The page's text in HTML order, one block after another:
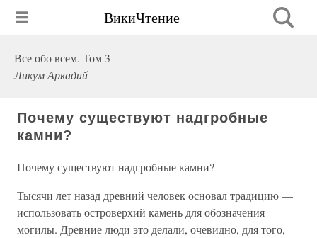
ВикиЧтение
Все обо всем. Том 3
Ликум Аркадий
Почему существуют надгробные
камни?
Почему существуют надгробные камни?
Тысячи лет назад древний человек основал традицию —
использовать островерхий камень для обозначения
могилы. Древние люди это делали, очевидно, для того,